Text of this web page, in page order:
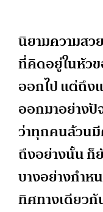
นิยามความส
ที่คิดอยู่ในหัว
ออกไป แต่ถึง
ออกมาอย่าง
ว่าทุกคนล้วนมี
ถึงอย่างนั้น ก็
บางอย่างกำห
ทิศทางเดียว